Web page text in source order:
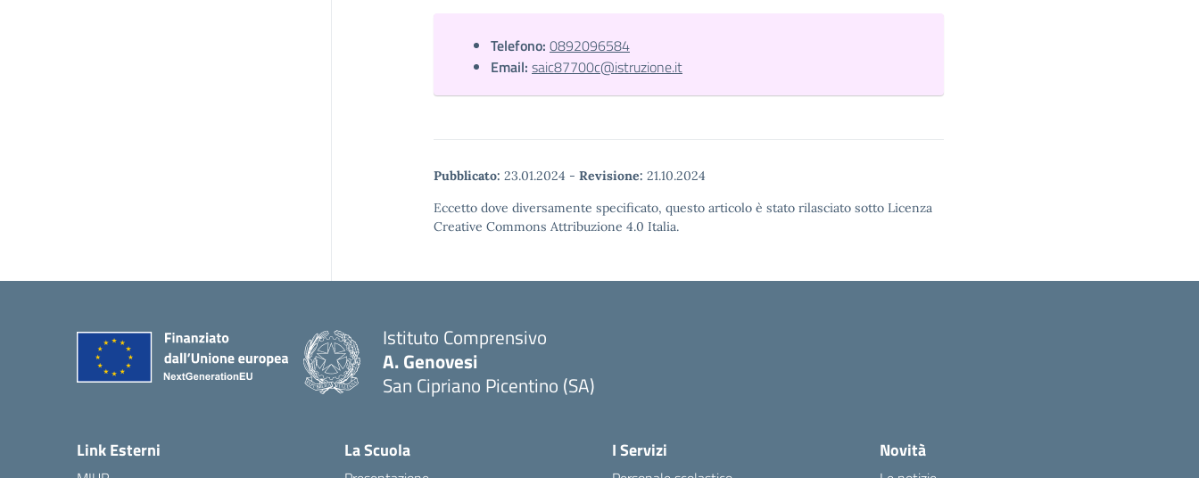
Telefono: 0892096584
Email: saic87700c@istruzione.it
Pubblicato: 23.01.2024 - Revisione: 21.10.2024
Eccetto dove diversamente specificato, questo articolo è stato rilasciato sotto Licenza
Creative Commons Attribuzione 4.0 Italia.
Istituto Comprensivo
A. Genovesi
San Cipriano Picentino (SA)
Link Esterni La Scuola I Servizi Novità